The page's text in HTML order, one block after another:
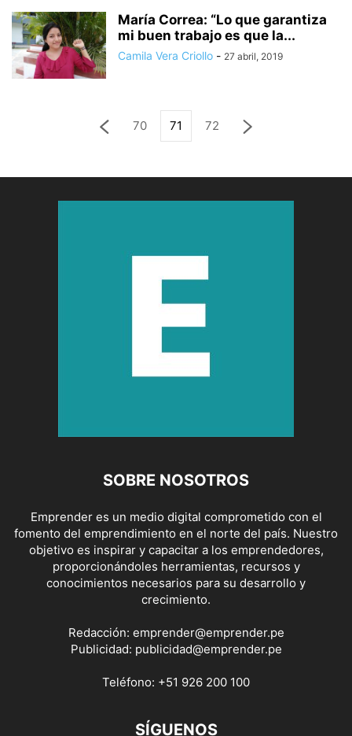
María Correa: “Lo que garantiza
mi buen trabajo es que la...
Camila Vera Criollo - 27 abril, 2019
70 71 72
SOBRE NOSOTROS
Emprender es un medio digital comprometido con el
fomento del emprendimiento en el norte del país. Nuestro
objetivo es inspirar y capacitar a los emprendedores,
proporcionándoles herramientas, recursos y
conocimientos necesarios para su desarrollo y
crecimiento.
Redacción: emprender@emprender.pe
Publicidad: publicidad@emprender.pe
Teléfono: +51 926 200 100
SÍGUENOS